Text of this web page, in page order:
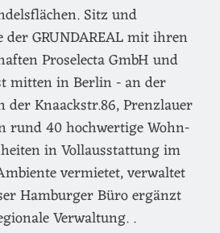
Sitz und
der GRUNDAREAL mit ihren
Proselecta GmbH und
mitten in Berlin - an der
Knaackstr.86, Prenzlauer
rund 40 hochwertige Wohn-
in Vollausstattung im
vermietet, verwaltet
Hamburger Büro ergänzt
Verwaltung. .